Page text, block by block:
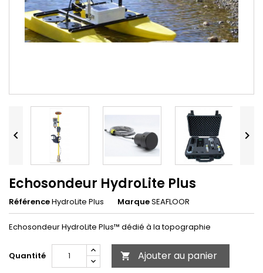
 
Echosondeur HydroLite Plus
RéférenceHydroLite Plus MarqueSEAFLOOR
Echosondeur HydroLite Plus™ dédié à la topographie
Quantité  Ajouter au panier